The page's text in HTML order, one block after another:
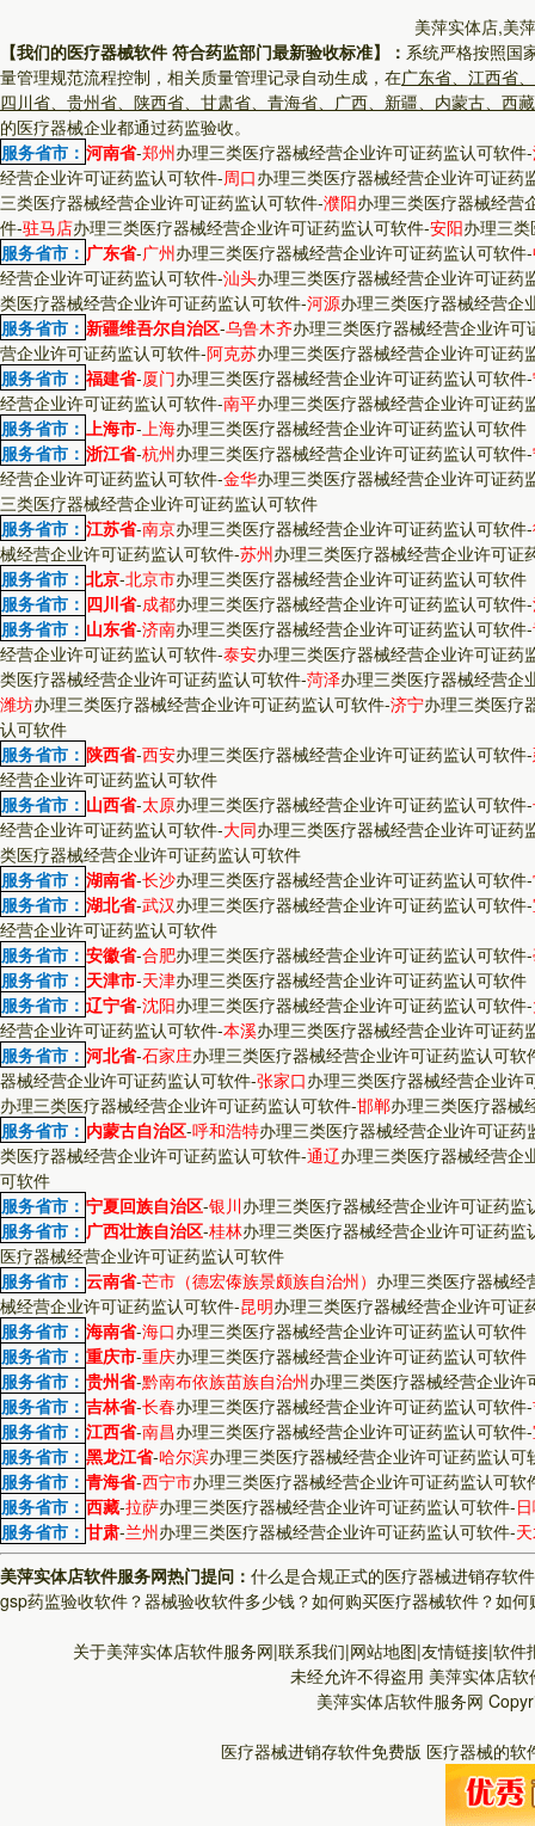
美萍实体店,美
【我们的医疗器械软件 符合药监部门最新验收标准】： 系统严格按照国
量管理规范流程控制，相关质量管理记录自动生成，在广东省、江西省
四川省、贵州省、陕西省、甘肃省、青海省、广西、新疆、内蒙古、西
的医疗器械企业都通过药监验收。
服务省市： 河南省-郑州办理三类医疗器械经营企业许可证药监认可软件-
经营企业许可证药监认可软件-周口办理三类医疗器械经营企业许可证药
三类医疗器械经营企业许可证药监认可软件-濮阳办理三类医疗器械经营
件-驻马店办理三类医疗器械经营企业许可证药监认可软件-安阳办理三
服务省市： 广东省-广州办理三类医疗器械经营企业许可证药监认可软件-
经营企业许可证药监认可软件-汕头办理三类医疗器械经营企业许可证药
类医疗器械经营企业许可证药监认可软件-河源办理三类医疗器械经营企
服务省市： 新疆维吾尔自治区-乌鲁木齐办理三类医疗器械经营企业许可
营企业许可证药监认可软件-阿克苏办理三类医疗器械经营企业许可证药
服务省市： 福建省-厦门办理三类医疗器械经营企业许可证药监认可软件-
经营企业许可证药监认可软件-南平办理三类医疗器械经营企业许可证药
服务省市： 上海市-上海办理三类医疗器械经营企业许可证药监认可软件
服务省市： 浙江省-杭州办理三类医疗器械经营企业许可证药监认可软件-
经营企业许可证药监认可软件-金华办理三类医疗器械经营企业许可证药
三类医疗器械经营企业许可证药监认可软件
服务省市： 江苏省-南京办理三类医疗器械经营企业许可证药监认可软件-
械经营企业许可证药监认可软件-苏州办理三类医疗器械经营企业许可证
服务省市： 北京-北京市办理三类医疗器械经营企业许可证药监认可软件
服务省市： 四川省-成都办理三类医疗器械经营企业许可证药监认可软件-
服务省市： 山东省-济南办理三类医疗器械经营企业许可证药监认可软件-
经营企业许可证药监认可软件-泰安办理三类医疗器械经营企业许可证药
类医疗器械经营企业许可证药监认可软件-菏泽办理三类医疗器械经营企
潍坊办理三类医疗器械经营企业许可证药监认可软件-济宁办理三类医疗
认可软件
服务省市： 陕西省-西安办理三类医疗器械经营企业许可证药监认可软件-
经营企业许可证药监认可软件
服务省市： 山西省-太原办理三类医疗器械经营企业许可证药监认可软件-
经营企业许可证药监认可软件-大同办理三类医疗器械经营企业许可证药
类医疗器械经营企业许可证药监认可软件
服务省市： 湖南省-长沙办理三类医疗器械经营企业许可证药监认可软件-
服务省市： 湖北省-武汉办理三类医疗器械经营企业许可证药监认可软件-
经营企业许可证药监认可软件
服务省市： 安徽省-合肥办理三类医疗器械经营企业许可证药监认可软件-
服务省市： 天津市-天津办理三类医疗器械经营企业许可证药监认可软件
服务省市： 辽宁省-沈阳办理三类医疗器械经营企业许可证药监认可软件-
经营企业许可证药监认可软件-本溪办理三类医疗器械经营企业许可证药
服务省市： 河北省-石家庄办理三类医疗器械经营企业许可证药监认可软
器械经营企业许可证药监认可软件-张家口办理三类医疗器械经营企业许
办理三类医疗器械经营企业许可证药监认可软件-邯郸办理三类医疗器械
服务省市： 内蒙古自治区-呼和浩特办理三类医疗器械经营企业许可证药
类医疗器械经营企业许可证药监认可软件-通辽办理三类医疗器械经营企
可软件
服务省市： 宁夏回族自治区-银川办理三类医疗器械经营企业许可证药监
服务省市： 广西壮族自治区-桂林办理三类医疗器械经营企业许可证药监
医疗器械经营企业许可证药监认可软件
服务省市： 云南省-芒市（德宏傣族景颇族自治州） 办理三类医疗器械经
械经营企业许可证药监认可软件-昆明办理三类医疗器械经营企业许可证
服务省市： 海南省-海口办理三类医疗器械经营企业许可证药监认可软件
服务省市： 重庆市-重庆办理三类医疗器械经营企业许可证药监认可软件
服务省市： 贵州省-黔南布依族苗族自治州办理三类医疗器械经营企业许
服务省市： 吉林省-长春办理三类医疗器械经营企业许可证药监认可软件-
服务省市： 江西省-南昌办理三类医疗器械经营企业许可证药监认可软件-
服务省市： 黑龙江省-哈尔滨办理三类医疗器械经营企业许可证药监认可
服务省市： 青海省-西宁市办理三类医疗器械经营企业许可证药监认可软
服务省市： 西藏-拉萨办理三类医疗器械经营企业许可证药监认可软件-
服务省市： 甘肃-兰州办理三类医疗器械经营企业许可证药监认可软件-
美萍实体店软件服务网热门提问： 什么是合规正式的医疗器械进销存软
gsp药监验收软件？器械验收软件多少钱？如何购买医疗器械软件？如何
关于美萍实体店软件服务网|联系我们|网站地图|友情链接|软
未经允许不得盗用 美萍实体店软
美萍实体店软件服务网
医疗器械进销存软件免费版 医疗器械的